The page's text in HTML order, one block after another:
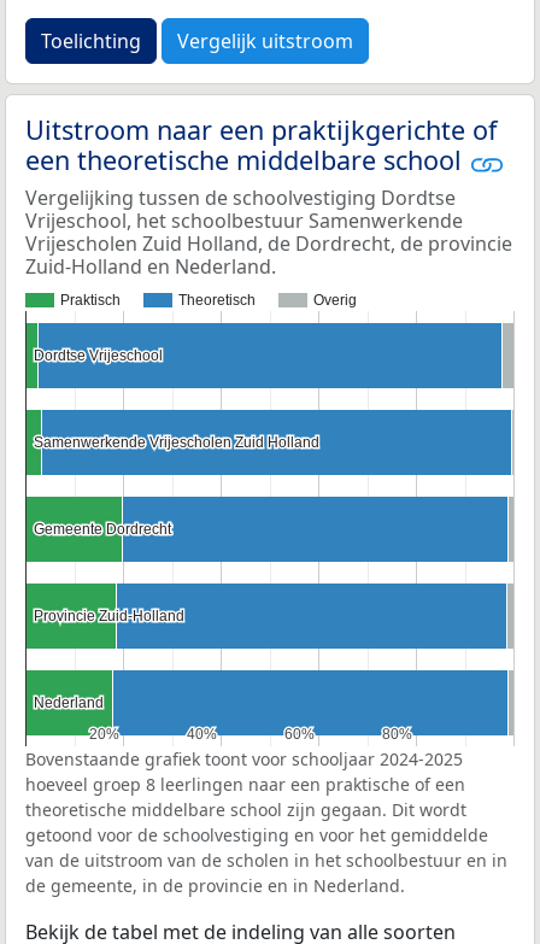
Toelichting Vergelijk uitstroom
Uitstroom naar een praktijkgerichte of
een theoretische middelbare school
Vergelijking tussen de schoolvestiging Dordtse
Vrijeschool, het schoolbestuur Samenwerkende
Vrijescholen Zuid Holland, de Dordrecht, de provincie
Zuid-Holland en Nederland.
Praktisch Theoretisch Overig
20%
20% 40%
40% 60%
60% 80%
80%
Dordtse Vrijeschool
Dordtse Vrijeschool
Samenwerkende Vrijescholen Zuid Holland
Samenwerkende Vrijescholen Zuid Holland
Gemeente Dordrecht
Gemeente Dordrecht
Provincie Zuid-Holland
Provincie Zuid-Holland
Nederland
Nederland
Bovenstaande grafiek toont voor schooljaar 2024-2025
hoeveel groep 8 leerlingen naar een praktische of een
theoretische middelbare school zijn gegaan. Dit wordt
getoond voor de schoolvestiging en voor het gemiddelde
van de uitstroom van de scholen in het schoolbestuur en in
de gemeente, in de provincie en in Nederland.
Bekijk de tabel met de indeling van alle soorten